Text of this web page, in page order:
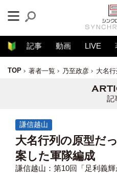
記事 動画 LIVE
TOP 著者一覧 乃至政彦 大名
記
謙信越山
大名行列の原型だ
案した軍隊編成
謙信越山：第10回「足利義輝